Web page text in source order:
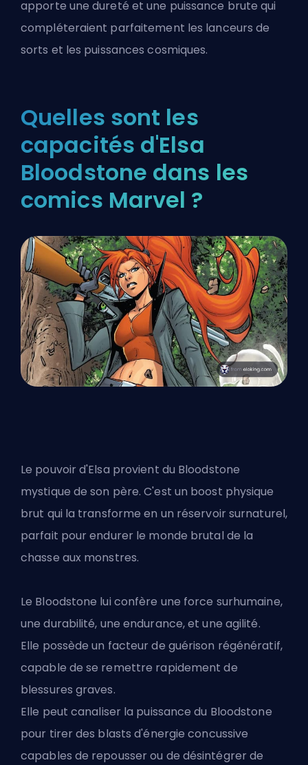
apporte une dureté et une puissance brute qui
compléteraient parfaitement les lanceurs de
sorts et les puissances cosmiques.
Quelles sont les
capacités d'Elsa
Bloodstone dans les
comics Marvel ?
Le pouvoir d'Elsa provient du Bloodstone
mystique de son père. C'est un boost physique
brut qui la transforme en un réservoir surnaturel,
parfait pour endurer le monde brutal de la
chasse aux monstres.
Le Bloodstone lui confère une force surhumaine,
une durabilité, une endurance, et une agilité.
Elle possède un facteur de guérison régénératif,
capable de se remettre rapidement de
blessures graves.
Elle peut canaliser la puissance du Bloodstone
pour tirer des blasts d'énergie concussive
capables de repousser ou de désintégrer de